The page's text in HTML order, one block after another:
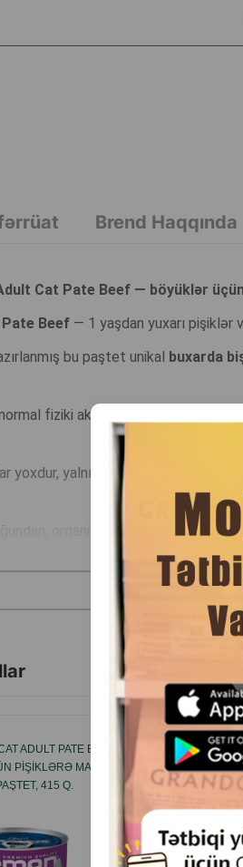
Brend Haqqında
Cat Pate Beef — böyüklər
Beef — 1 yaşdan yuxarı pişiklər
bu paştet unikal buxarda
fiziki aktivliyi olan böyüklər üçün
yoxdur, yalnız zülal mənşəli
orqanizm üçün lazım olan
və dadlandırıcılar yoxdur.
birlikdə istifadəsi orqanizmin su
birləşdirilməsi ev heyvanınızın
ADULT PATE BEEF —
PIŞIKLƏRƏ MAL ƏTI
415 Q.
HƏSSAS